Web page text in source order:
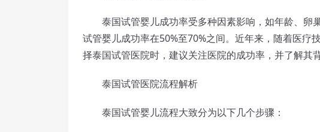
泰国试管婴儿成功率受多种因素影响，如年龄、卵
试管婴儿成功率在50%至70%之间。近年来，随着医疗
择泰国试管医院时，建议关注医院的成功率，并了解其
泰国试管医院流程解析
泰国试管婴儿流程大致分为以下几个步骤：